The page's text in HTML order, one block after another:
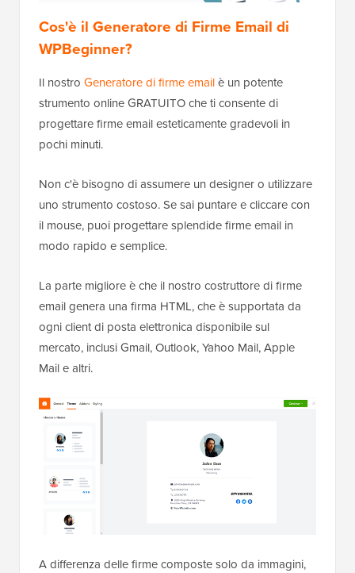
Cos'è il Generatore di Firme Email di
WPBeginner?
Il nostro Generatore di firme emailè un potente
strumento online GRATUITO che ti consente di
progettare firme email esteticamente gradevoli in
pochi minuti.
Non c'è bisogno di assumere un designer o utilizzare
uno strumento costoso. Se sai puntare e cliccare con
il mouse, puoi progettare splendide firme email in
modo rapido e semplice.
La parte migliore è che il nostro costruttore di firme
email genera una firma HTML, che è supportata da
ogni client di posta elettronica disponibile sul
mercato, inclusi Gmail, Outlook, Yahoo Mail, Apple
Mail e altri.
A differenza delle firme composte solo da immagini,